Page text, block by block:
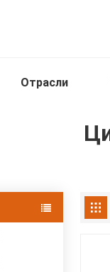
Отрасли